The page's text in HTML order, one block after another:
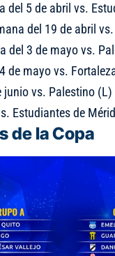
del 5 de abril vs.
del 19 de abril
del 3 de mayo vs.
de mayo vs.
junio vs. Palestino (L)
Estudiantes de
de la Copa